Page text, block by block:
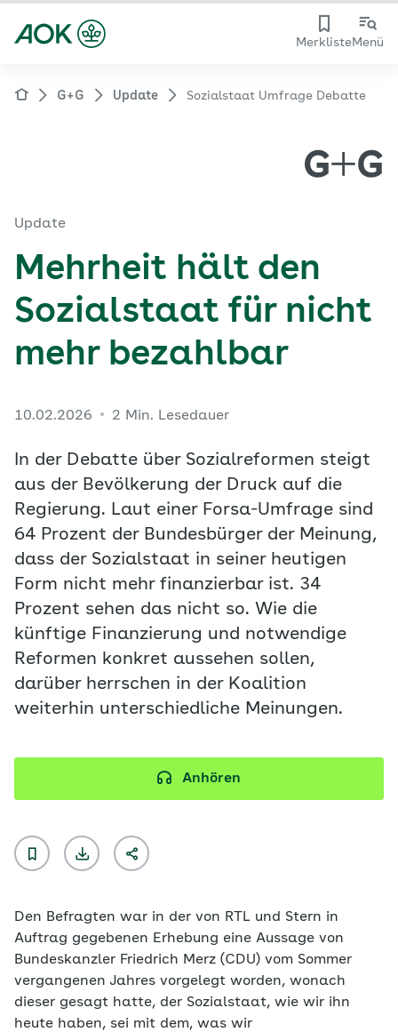
MerklisteMenü
G+G Update Sozialstaat Umfrage Debatte
Update
Mehrheit hält den
Sozialstaat für nicht
mehr bezahlbar
10.02.2026 2 Min. Lesedauer
In der Debatte über Sozialreformen steigt
aus der Bevölkerung der Druck auf die
Regierung. Laut einer Forsa-Umfrage sind
64 Prozent der Bundesbürger der Meinung,
dass der Sozialstaat in seiner heutigen
Form nicht mehr finanzierbar ist. 34
Prozent sehen das nicht so. Wie die
künftige Finanzierung und notwendige
Reformen konkret aussehen sollen,
darüber herrschen in der Koalition
weiterhin unterschiedliche Meinungen.
Anhören
Den Befragten war in der von RTL und Stern in
Auftrag gegebenen Erhebung eine Aussage von
Bundeskanzler Friedrich Merz (CDU) vom Sommer
vergangenen Jahres vorgelegt worden, wonach
dieser gesagt hatte, der Sozialstaat, wie wir ihn
heute haben, sei mit dem, was wir